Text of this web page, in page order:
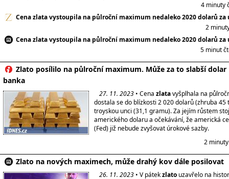
4 minuty
Cena zlata vystoupila na půlroční maximum nedaleko 2020 dolarů za
2
Cena zlata vystoupila na půlroční maximum nedaleko 2020 dolarů za
5 minut
Zlato posílilo na půlroční maximum. Může za to slabší
banka
27. 11. 2023 • Cena zlatavyšplhala na
dostala se do blízkosti 2 020 dolarů (zhruba 45
troyskou unci (31,1 gramu). Za jejím růstem
amerického dolaru a očekávání, že americká
(Fed) již nebude zvyšovat úrokové sazby.
2
Zlato na nových maximech, může drahý kov dále posilovat
26. 11. 2023 • V pátekzlato uzavřelo na